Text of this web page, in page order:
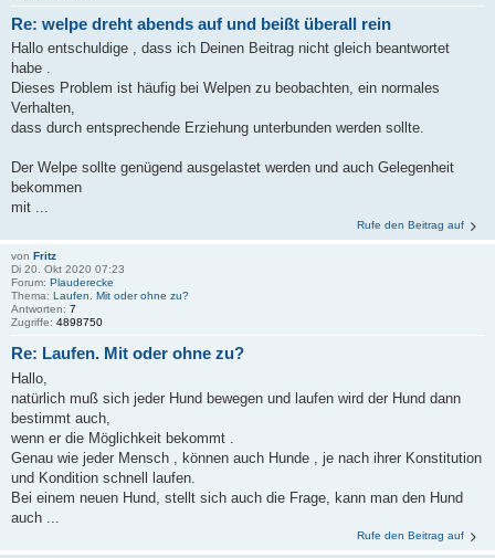
Re: welpe dreht abends auf und beißt überall rein
Hallo entschuldige , dass ich Deinen Beitrag nicht gleich beantwortet
habe .
Dieses Problem ist häufig bei Welpen zu beobachten, ein normales
Verhalten,
dass durch entsprechende Erziehung unterbunden werden sollte.
Der Welpe sollte genügend ausgelastet werden und auch Gelegenheit
bekommen
mit ...
Rufe den Beitrag auf
von Fritz
Di 20. Okt 2020 07:23
Forum: Plauderecke
Thema: Laufen. Mit oder ohne zu?
Antworten: 7
Zugriffe: 4898750
Re: Laufen. Mit oder ohne zu?
Hallo,
natürlich muß sich jeder Hund bewegen und laufen wird der Hund dann
bestimmt auch,
wenn er die Möglichkeit bekommt .
Genau wie jeder Mensch , können auch Hunde , je nach ihrer Konstitution
und Kondition schnell laufen.
Bei einem neuen Hund, stellt sich auch die Frage, kann man den Hund
auch ...
Rufe den Beitrag auf